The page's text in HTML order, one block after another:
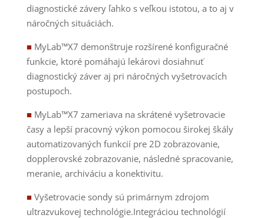
diagnostické závery ľahko s veľkou istotou, a to aj v
náročných situáciách.
■MyLab™X7 demonštruje rozšírené konfiguračné
funkcie, ktoré pomáhajú lekárovi dosiahnuť
diagnostický záver aj pri náročných vyšetrovacích
postupoch.
■MyLab™X7 zameriava na skrátené vyšetrovacie
časy a lepší pracovný výkon pomocou širokej škály
automatizovaných funkcií pre 2D zobrazovanie,
dopplerovské zobrazovanie, následné spracovanie,
meranie, archiváciu a konektivitu.
■Vyšetrovacie sondy sú primárnym zdrojom
ultrazvukovej technológie.Integráciou technológií